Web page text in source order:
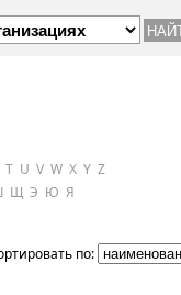
T U V W X Y Z
Щ Э Ю Я
по: